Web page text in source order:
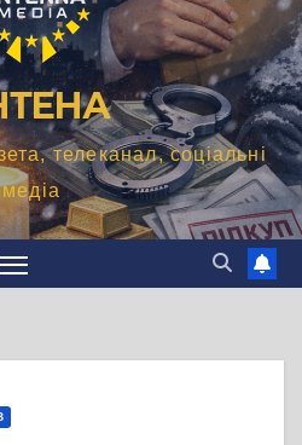
телеканал, соціальні
медіа